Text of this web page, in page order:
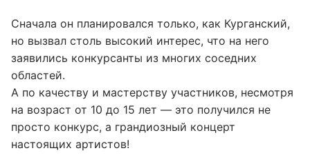
Сначала он планировался только, как Курганский,
но вызвал столь высокий интерес, что на него
заявились конкурсанты из многих соседних
областей.
А по качеству и мастерству участников, несмотря
на возраст от 10 до 15 лет — это получился не
просто конкурс, а грандиозный концерт
настоящих артистов!